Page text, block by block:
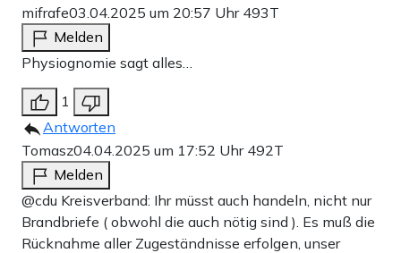
mifrafe03.04.2025 um 20:57 Uhr 493T
Melden
Physiognomie sagt alles…
1
Antworten
Tomasz04.04.2025 um 17:52 Uhr 492T
Melden
@cdu Kreisverband: Ihr müsst auch handeln, nicht nur
Brandbriefe ( obwohl die auch nötig sind ). Es muß die
Rücknahme aller Zugeständnisse erfolgen, unser